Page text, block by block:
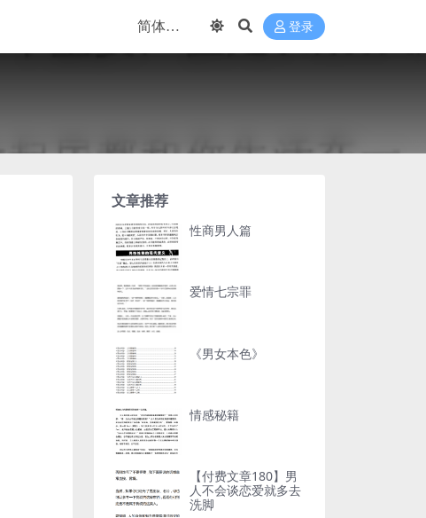
登录
文章推荐
性商男人篇
爱情七宗罪
《男女本色》
情感秘籍
【付费文章180】男
人不会谈恋爱就多去
洗脚